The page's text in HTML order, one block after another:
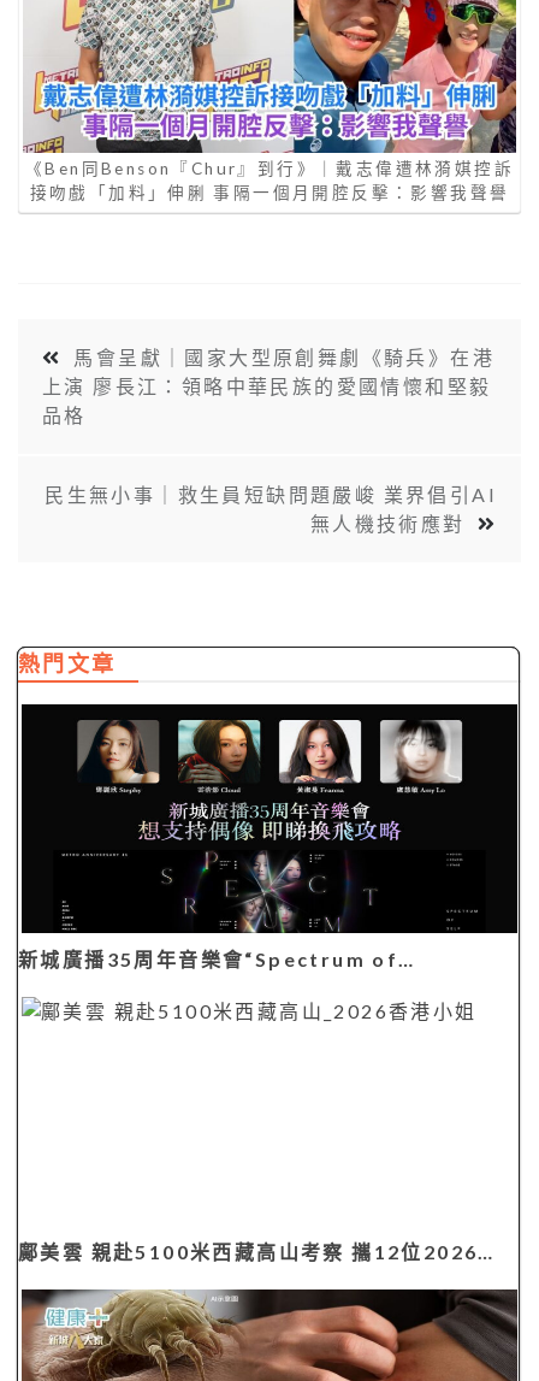
《Ben同Benson『Chur』到行》｜戴志偉遭林漪娸控訴
接吻戲「加料」伸脷 事隔一個月開腔反擊：影響我聲譽
馬會呈獻｜國家大型原創舞劇《騎兵》在港
上演 廖長江：領略中華民族的愛國情懷和堅毅
品格
民生無小事｜救生員短缺問題嚴峻 業界倡引AI
無人機技術應對
熱門文章
新城廣播35周年音樂會“Spectrum of…
鄺美雲 親赴5100米西藏高山考察 攜12位2026…